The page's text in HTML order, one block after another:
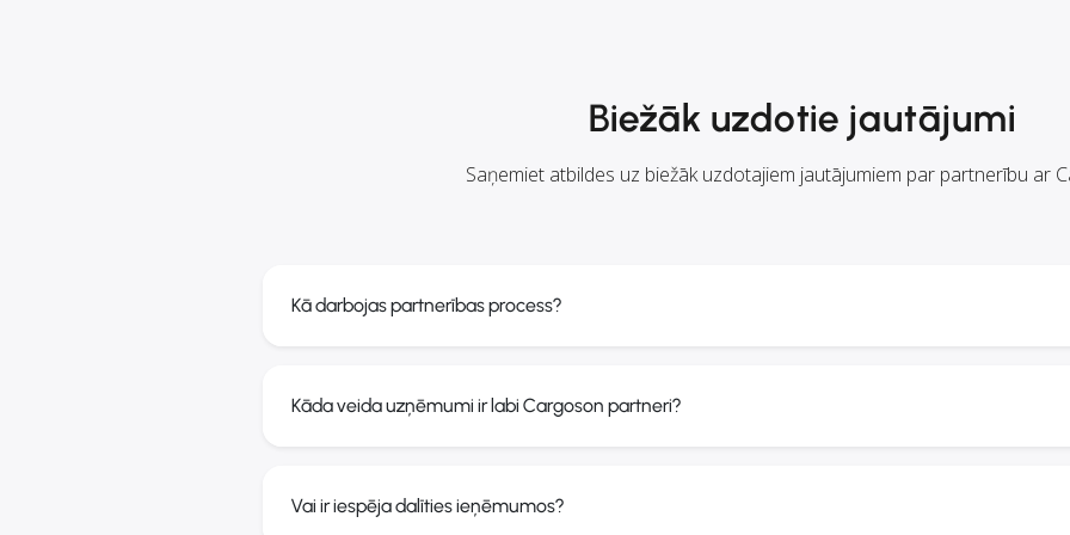
Biežāk uzdotie jautājumi
Saņemiet atbildes uz biežāk uzdotajiem jautājumiem par partnerību ar
Kā darbojas partnerības process?
Kāda veida uzņēmumi ir labi Cargoson partneri?
Vai ir iespēja dalīties ieņēmumos?